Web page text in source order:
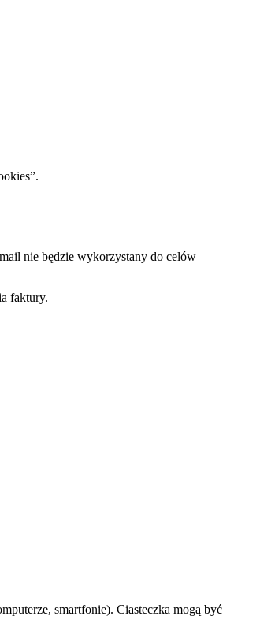
nie będzie wykorzystany do celów
faktury.
smartfonie). Ciasteczka mogą być